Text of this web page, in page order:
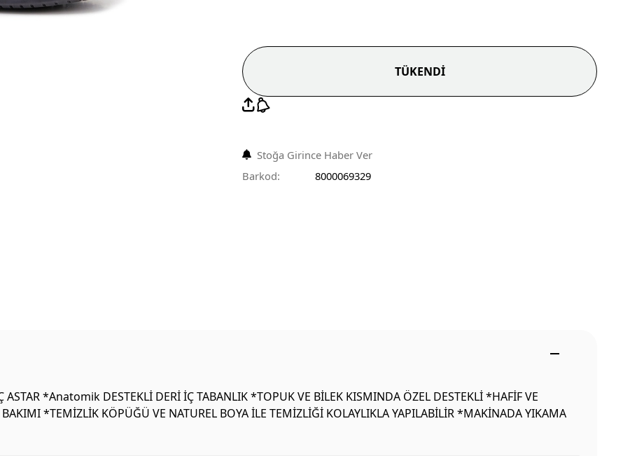
TÜKENDİ
Stoğa Girince Haber Ver
Barkod:
8000069329
*Anatomik DESTEKLİ DERİ İÇ TABANLIK *TOPUK VE BİLEK KISMINDA ÖZEL DESTEKLİ *HAFİF VE
*TEMİZLİK KÖPÜĞÜ VE NATUREL BOYA İLE TEMİZLİĞİ KOLAYLIKLA YAPILABİLİR *MAKİNADA YIKAMA